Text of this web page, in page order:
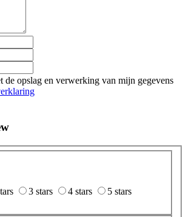
de opslag en verwerking van mijn gegevens
3 stars 4 stars
5 stars